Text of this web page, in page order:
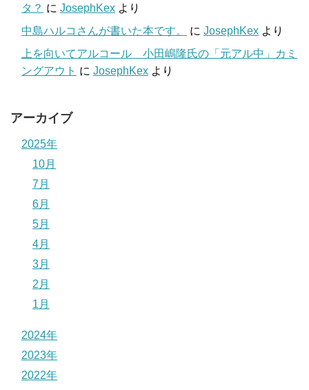
タ？ に JosephKex より
中島ハルコさんが書いた本です。
に JosephKex より
上を向いてアルコール 小田嶋隆氏の「元アル中」カミ
ングアウト に JosephKex より
アーカイブ
2025年
10月
7月
6月
5月
4月
3月
2月
1月
2024年
2023年
2022年